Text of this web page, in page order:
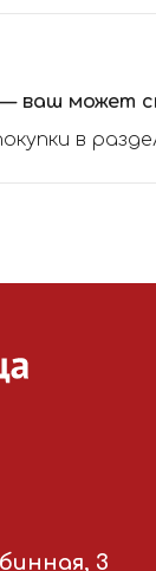
ваш может
в
3